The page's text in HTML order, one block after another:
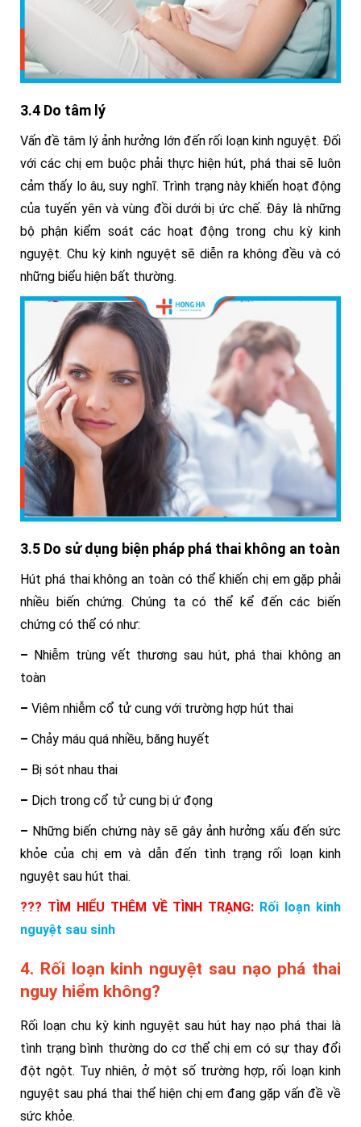
3.4 Do tâm lý
Vấn đề tâm lý ảnh hưởng lớn đến rối loạn kinh nguyệt. Đối
với các chị em buộc phải thực hiện hút, phá thai sẽ luôn
cảm thấy lo âu, suy nghĩ. Trình trạng này khiến hoạt động
của tuyến yên và vùng đồi dưới bị ức chế. Đây là những
bộ phận kiểm soát các hoạt động trong chu kỳ kinh
nguyệt. Chu kỳ kinh nguyệt sẽ diễn ra không đều và có
những biểu hiện bất thường.
3.5 Do sử dụng biện pháp phá thai không an toàn
Hút phá thai không an toàn có thể khiến chị em gặp phải
nhiều biến chứng. Chúng ta có thể kể đến các biến
chứng có thể có như:
– Nhiễm trùng vết thương sau hút, phá thai không an
toàn
– Viêm nhiễm cổ tử cung với trường hợp hút thai
– Chảy máu quá nhiều, băng huyết
– Bị sót nhau thai
– Dịch trong cổ tử cung bị ứ đọng
– Những biến chứng này sẽ gây ảnh hưởng xấu đến sức
khỏe của chị em và dẫn đến tình trạng rối loạn kinh
nguyệt sau hút thai.
??? TÌM HIỂU THÊM VỀ TÌNH TRẠNG: Rối loạn kinh
nguyệt sau sinh
4. Rối loạn kinh nguyệt sau nạo phá thai
nguy hiểm không?
Rối loạn chu kỳ kinh nguyệt sau hút hay nạo phá thai là
tình trạng bình thường do cơ thể chị em có sự thay đổi
đột ngột. Tuy nhiên, ở một số trường hợp, rối loạn kinh
nguyệt sau phá thai thể hiện chị em đang gặp vấn đề về
sức khỏe.